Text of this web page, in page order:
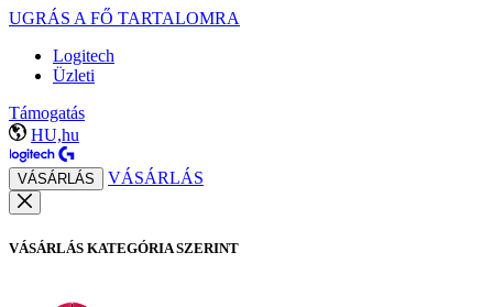
UGRÁS A FŐ TARTALOMRA
Logitech
Üzleti
Támogatás
HU,hu
VÁSÁRLÁS VÁSÁRLÁS
VÁSÁRLÁS KATEGÓRIA SZERINT